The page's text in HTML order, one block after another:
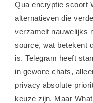
Qua encryptie scoort
alternatieven die
verzamelt nauwelijks
source, wat betekent
is. Telegram heeft
in gewone chats,
privacy absolute
keuze zijn. Maar